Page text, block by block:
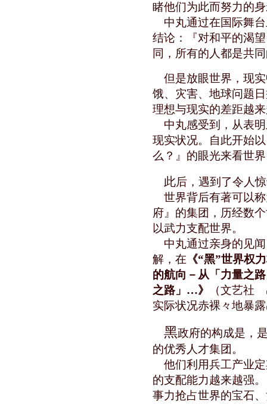
睹他们为此而努力的
中丸通过在国际舞
结论：『对和平的渴
同，所有的人都是共
但是放眼世界，现
饿、灾害、地球问题
理想与现实的差距越
中丸感受到，从表
现实状况。自此开始
么？』的眼光来看世
此后，遇到了令人
世界背后有著可以
府』的集团，历经数
以武力支配世界。
中丸通过亲身的见
解，在 《“黑”世界权
的航向－从「力量之
之路」…》
（文艺社
实际状况赤裸々地暴
黑政府的构成是，
的优秀人才集团。
他们利用兵工产业
的支配能力越来越强
事力抢占世界的宝石